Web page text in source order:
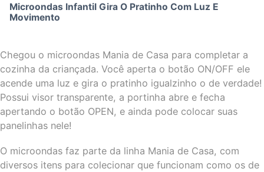
Microondas Infantil Gira O Pratinho Com Luz E
Movimento
Chegou o microondas Mania de Casa para completar a
cozinha da criançada. Você aperta o botão ON/OFF ele
acende uma luz e gira o pratinho igualzinho o de verdade!
Possui visor transparente, a portinha abre e fecha
apertando o botão OPEN, e ainda pode colocar suas
panelinhas nele!
O microondas faz parte da linha Mania de Casa, com
diversos itens para colecionar que funcionam como os de